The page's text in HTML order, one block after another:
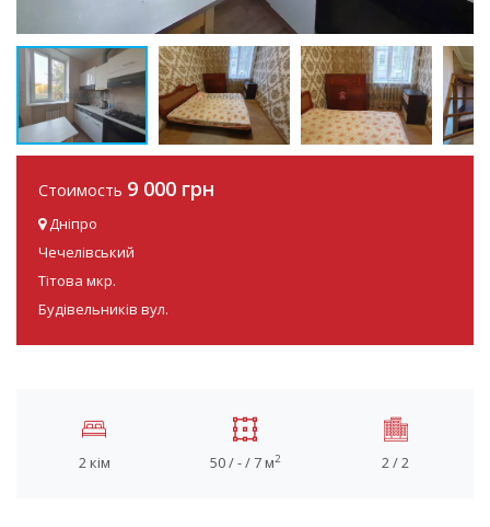
Стоимость 9 000 грн
Дніпро
Чечелівський
Тітова мкр.
Будівельників вул.
2 кім 50 / - / 7 м2 2 / 2